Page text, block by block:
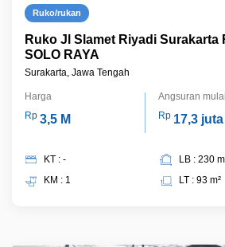
Ruko/rukan
Ruko Jl Slamet Riyadi Surakarta
SOLO RAYA
Surakarta, Jawa Tengah
Harga
Rp 3,5 M
Angsuran
Rp 17,3 juta
KT : -
KM : 1
LB : 230
LT : 93 m²